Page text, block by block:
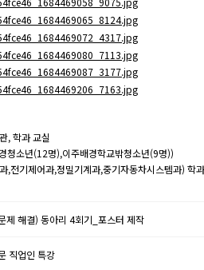
, 학과 교실
청소년(12명),이주배경학교밖청소년(9명))
,전기제어과,정밀기계과,중기자동차시스템과) 학
제 해결) 동아리 4회기_포스터 제작
직업인 특강